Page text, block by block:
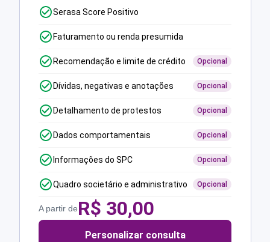
Serasa Score Positivo
Faturamento ou renda presumida
Recomendação e limite de crédito Opcional
Dívidas, negativas e anotações Opcional
Detalhamento de protestos Opcional
Dados comportamentais Opcional
Informações do SPC Opcional
Quadro societário e administrativo Opcional
A partir deR$ 30,00
Personalizar consulta